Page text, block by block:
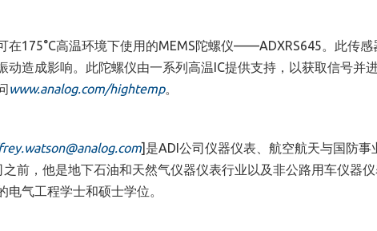
在175°C高温环境下使用的MEMS陀螺仪——ADXRS645。此传
动造成影响。此陀螺仪由一系列高温IC提供支持，以获取信号并
www.analog.com/hightemp。
] 是ADI 公司仪器仪表、航空航天与国防事
之前，他是地下石油和天然气仪器仪表行业以及非公路用车仪器
电气工程学士和硕士学位。